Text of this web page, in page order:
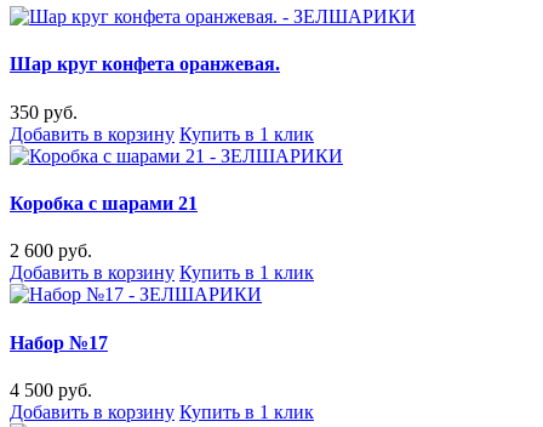
Шар круг конфета оранжевая.
350 руб.
Добавить в корзину Купить в 1 клик
Коробка с шарами 21
2 600 руб.
Добавить в корзину Купить в 1 клик
Набор №17
4 500 руб.
Добавить в корзину Купить в 1 клик